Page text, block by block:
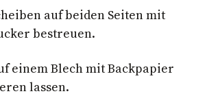
auf beiden Seiten mit
bestreuen.
einem Blech mit Backpapier
lassen.